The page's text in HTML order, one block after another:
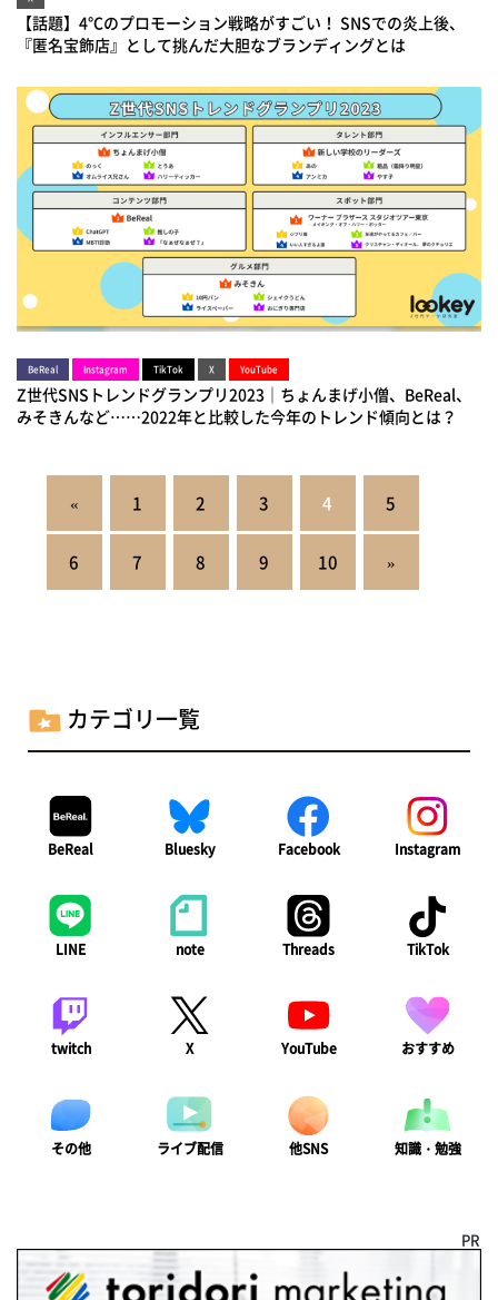
【話題】4℃のプロモーション戦略がすごい！ SNSでの炎上後、
『匿名宝飾店』として挑んだ大胆なブランディングとは
BeReal Instagram TikTok X YouTube
Z世代SNSトレンドグランプリ2023｜ちょんまげ小僧、BeReal、
みそきんなど……2022年と比較した今年のトレンド傾向とは？
投
稿
ペ
送
« 1 2 3 4 5
6 7 8 9 10 »
カテゴリ一覧
BeReal Bluesky Facebook Instagram
LINE note Threads TikTok
twitch X YouTube おすすめ
その他 ライブ配信 他SNS 知識・勉強
PR